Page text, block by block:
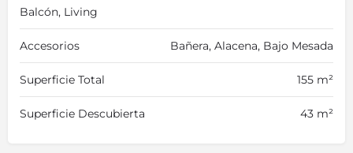
Balcón, Living
Accesorios Bañera, Alacena, Bajo Mesada
Superficie Total 155 m²
Superficie Descubierta 43 m²